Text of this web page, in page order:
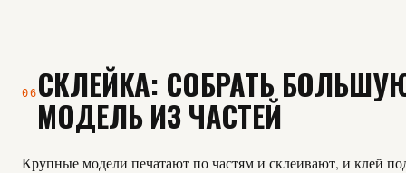
06 СКЛЕЙКА: СОБРАТЬ
МОДЕЛЬ ИЗ ЧАСТЕЙ
Крупные модели печатают по частям и склеивают, и клей